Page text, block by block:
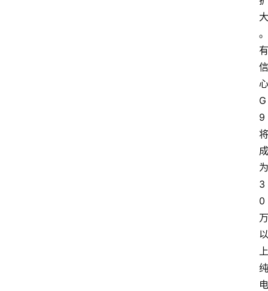
大
。
有
信
心
G
9
将
成
为
3
0
万
以
上
纯
电